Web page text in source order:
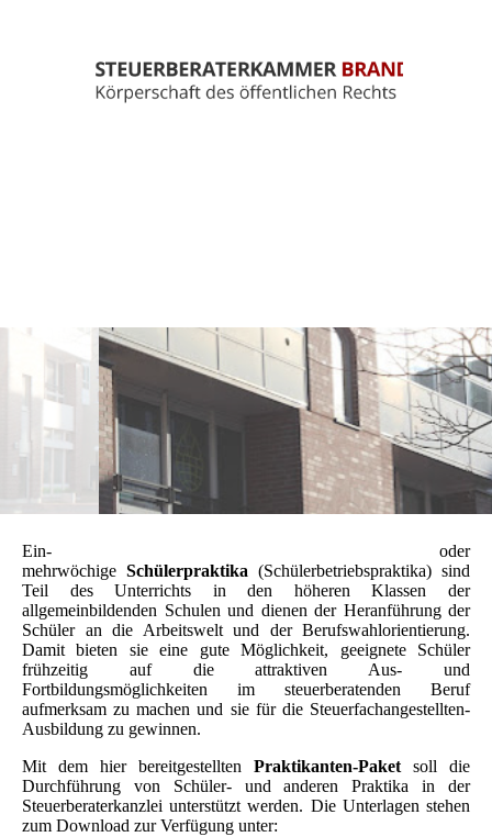
Ein- oder
mehrwöchige Schülerpraktika (Schülerbetriebspraktika) sind
Teil des Unterrichts in den höheren Klassen der
allgemeinbildenden Schulen und dienen der Heranführung der
Schüler an die Arbeitswelt und der Berufswahlorientierung.
Damit bieten sie eine gute Möglichkeit, geeignete Schüler
frühzeitig auf die attraktiven Aus- und
Fortbildungsmöglichkeiten im steuerberatenden Beruf
aufmerksam zu machen und sie für die Steuerfachangestellten-
Ausbildung zu gewinnen.
Mit dem hier bereitgestellten Praktikanten-Paket soll die
Durchführung von Schüler- und anderen Praktika in der
Steuerberaterkanzlei unterstützt werden. Die Unterlagen stehen
zum Download zur Verfügung unter: